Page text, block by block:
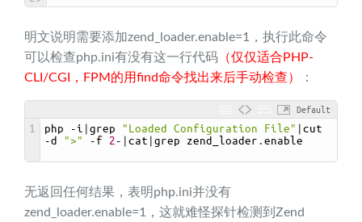
明文说明需要添加zend_loader.enable=1，执行此命令
可以检查php.ini有没有这一行代码 （仅仅适合PHP-
CLI/CGI，FPM的用find命令找出来后手动检查）
：
Default
1 php -i grep "Loaded Configuration File"
cut
-d ">" - f 2 - cat grep zend_loader . enable
无返回任何结果，表明php.ini并没有
zend_loader.enable=1，这就难怪探针检测到Zend